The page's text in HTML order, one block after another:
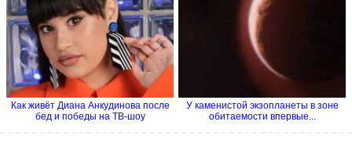
Как живёт Диана Анкудинова после
бед и победы на ТВ-шоу
У каменистой экзопланеты в зоне
обитаемости впервые...